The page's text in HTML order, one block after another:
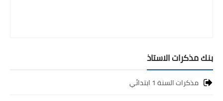
بنك مذكرات الاستاذ
مذكرات السنة 1 ابتدائي